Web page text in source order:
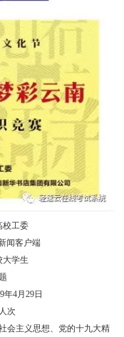
校工委
闻客户端
大学生
年4月29日
次
会主义思想、党的十九大精